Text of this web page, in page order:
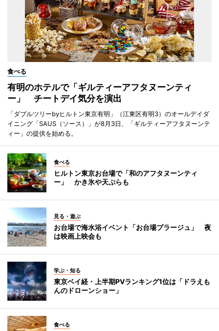
食べる
有明のホテルで「ギルティーアフタヌーンティ
ー」 チートデイ気分を演出
「ダブルツリーbyヒルトン東京有明」（江東区有明3）のオールデイダ
イニング「SAUS（ソース）」が8月3日、「ギルティーアフタヌーンテ
ィー」の提供を始める。
食べる
ヒルトン東京お台場で「和のアフタヌーンティ
ー」 かき氷や天ぷらも
見る・遊ぶ
お台場で海水浴イベント「お台場プラージュ」 夜
は映画上映会も
学ぶ・知る
東京ベイ経・上半期PVランキング1位は「ドラえも
んのドローンショー」
食べる